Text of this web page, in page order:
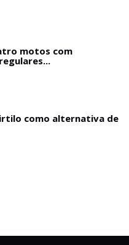
motos com
como alternativa de